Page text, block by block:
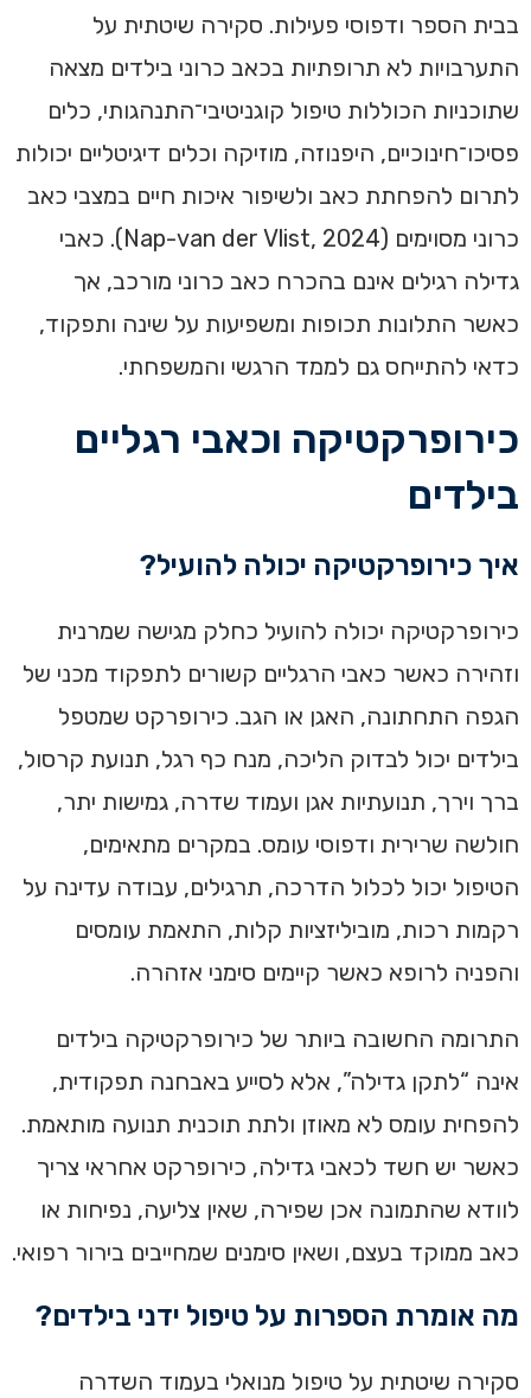
בבית הספר ודפוסי פעילות. סקירה שיטתית על
התערבויות לא תרופתיות בכאב כרוני בילדים מצאה
שתוכניות הכוללות טיפול קוגניטיבי־התנהגותי, כלים
פסיכו־חינוכיים, היפנוזה, מוזיקה וכלים דיגיטליים יכולות
לתרום להפחתת כאב ולשיפור איכות חיים במצבי כאב
כרוני מסוימים (Nap-van der Vlist, 2024). כאבי
גדילה רגילים אינם בהכרח כאב כרוני מורכב, אך
כאשר התלונות תכופות ומשפיעות על שינה ותפקוד,
כדאי להתייחס גם לממד הרגשי והמשפחתי.
כירופרקטיקה וכאבי רגליים
בילדים
איך כירופרקטיקה יכולה להועיל?
כירופרקטיקה יכולה להועיל כחלק מגישה שמרנית
וזהירה כאשר כאבי הרגליים קשורים לתפקוד מכני של
הגפה התחתונה, האגן או הגב. כירופרקט שמטפל
בילדים יכול לבדוק הליכה, מנח כף רגל, תנועת קרסול,
ברך וירך, תנועתיות אגן ועמוד שדרה, גמישות יתר,
חולשה שרירית ודפוסי עומס. במקרים מתאימים,
הטיפול יכול לכלול הדרכה, תרגילים, עבודה עדינה על
רקמות רכות, מוביליזציות קלות, התאמת עומסים
והפניה לרופא כאשר קיימים סימני אזהרה.
התרומה החשובה ביותר של כירופרקטיקה בילדים
אינה “לתקן גדילה”, אלא לסייע באבחנה תפקודית,
להפחית עומס לא מאוזן ולתת תוכנית תנועה מותאמת.
כאשר יש חשד לכאבי גדילה, כירופרקט אחראי צריך
לוודא שהתמונה אכן שפירה, שאין צליעה, נפיחות או
כאב ממוקד בעצם, ושאין סימנים שמחייבים בירור רפואי.
מה אומרת הספרות על טיפול ידני בילדים?
סקירה שיטתית על טיפול מנואלי בעמוד השדרה